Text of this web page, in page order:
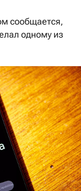
сообщается,
одному из